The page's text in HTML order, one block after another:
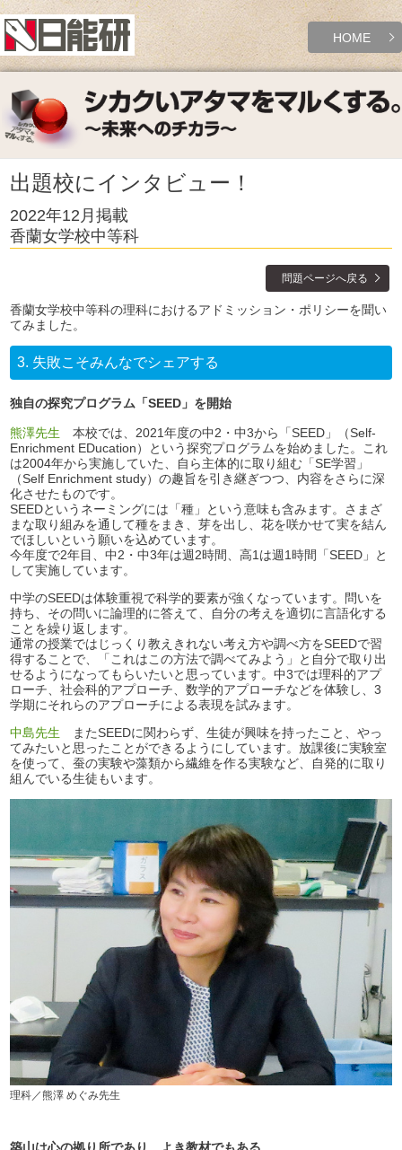
HOME
出題校にインタビュー！
2022年12月掲載
香蘭女学校中等科
問題ページへ戻る
香蘭女学校中等科の理科におけるアドミッション・ポリシーを聞い
てみました。
3. 失敗こそみんなでシェアする
独自の探究プログラム「SEED」を開始
熊澤先生 本校では、2021年度の中2・中3から「SEED」（Self-
Enrichment EDucation）という探究プログラムを始めました。これ
は2004年から実施していた、自ら主体的に取り組む「SE学習」
（Self Enrichment study）の趣旨を引き継ぎつつ、内容をさらに深
化させたものです。
SEEDというネーミングには「種」という意味も含みます。さまざ
まな取り組みを通して種をまき、芽を出し、花を咲かせて実を結ん
でほしいという願いを込めています。
今年度で2年目、中2・中3年は週2時間、高1は週1時間「SEED」と
して実施しています。
中学のSEEDは体験重視で科学的要素が強くなっています。問いを
持ち、その問いに論理的に答えて、自分の考えを適切に言語化する
ことを繰り返します。
通常の授業ではじっくり教えきれない考え方や調べ方をSEEDで習
得することで、「これはこの方法で調べてみよう」と自分で取り出
せるようになってもらいたいと思っています。中3では理科的アプ
ローチ、社会科的アプローチ、数学的アプローチなどを体験し、3
学期にそれらのアプローチによる表現を試みます。
中島先生 またSEEDに関わらず、生徒が興味を持ったこと、やっ
てみたいと思ったことができるようにしています。放課後に実験室
を使って、蚕の実験や藻類から繊維を作る実験など、自発的に取り
組んでいる生徒もいます。
理科／熊澤 めぐみ先生